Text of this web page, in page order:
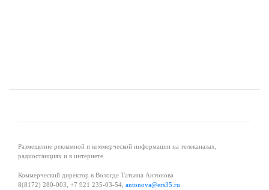
Размещение рекламной и коммерческой информации на телеканалах,
радиостанциях и в интернете.
Коммерческий директор в Вологде Татьяна Антонова
8(8172) 280-003, +7 921 235-03-54, antonova@ers35.ru